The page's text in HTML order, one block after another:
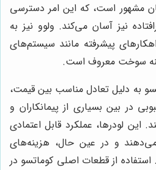
مشهور است، که این امر دسترسی
نیز آسان می‌کند. ولوو نیز به
پیشرفته مانند سیستم‌های
سوخت معروف است.
به دلیل تعادل مناسب بین قیمت،
در بین بسیاری از پیمانکاران و
لودرها، عملکرد قابل اعتمادی
و در عین حال، هزینه‌های
استفاده از قطعات اصلی کوماتسو در